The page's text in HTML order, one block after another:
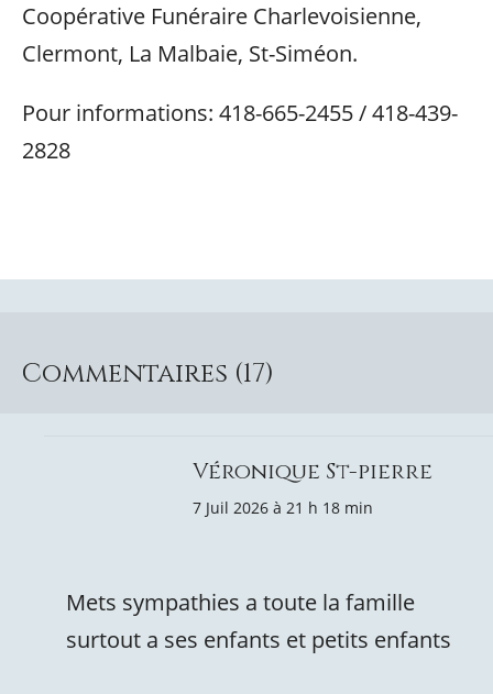
Coopérative Funéraire Charlevoisienne,
Clermont, La Malbaie, St-Siméon.
Pour informations: 418-665-2455 / 418-439-
2828
Commentaires (17)
Véronique St-pierre
7 Juil 2026 à 21 h 18 min
Mets sympathies a toute la famille
surtout a ses enfants et petits enfants